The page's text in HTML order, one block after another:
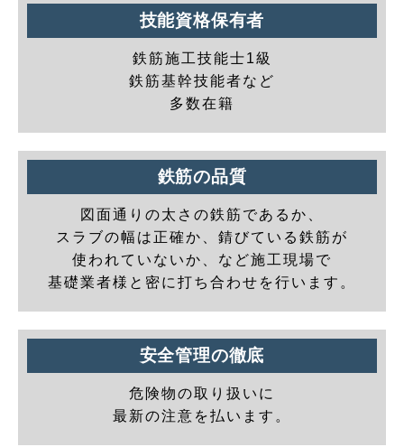
技能資格保有者
鉄筋施工技能士1級
鉄筋基幹技能者など
多数在籍
鉄筋の品質
図面通りの太さの鉄筋であるか、
スラブの幅は正確か、錆びている鉄筋が
使われていないか、など施工現場で
基礎業者様と密に打ち合わせを行います。
安全管理の徹底
危険物の取り扱いに
最新の注意を払います。